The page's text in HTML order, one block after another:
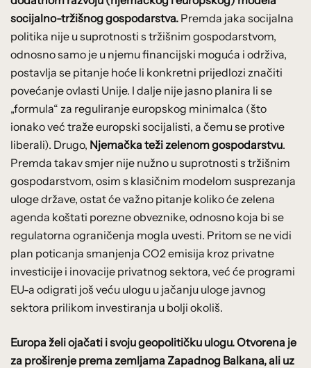
socijalno-tržišnog gospodarstva. Premda jaka socijalna
politika nije u suprotnosti s tržišnim gospodarstvom,
odnosno samo je u njemu financijski moguća i održiva,
postavlja se pitanje hoće li konkretni prijedlozi značiti
povećanje ovlasti Unije. I dalje nije jasno planira li se
„formula“ za reguliranje europskog minimalca (što
ionako već traže europski socijalisti, a čemu se protive
liberali). Drugo, Njemačka teži zelenom gospodarstvu.
Premda takav smjer nije nužno u suprotnosti s tržišnim
gospodarstvom, osim s klasičnim modelom susprezanja
uloge države, ostat će važno pitanje koliko će zelena
agenda koštati porezne obveznike, odnosno koja bi se
regulatorna ograničenja mogla uvesti. Pritom se ne vidi
plan poticanja smanjenja CO2 emisija kroz privatne
investicije i inovacije privatnog sektora, već će programi
EU-a odigrati još veću ulogu u jačanju uloge javnog
sektora prilikom investiranja u bolji okoliš.
Europa želi ojačati i svoju geopolitičku ulogu. Otvorena je
za proširenje prema zemljama Zapadnog Balkana, ali uz